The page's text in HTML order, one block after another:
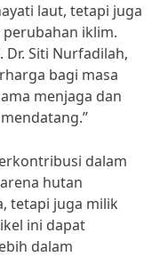
laut, tetapi juga
iklim.
Siti Nurfadilah,
bagi masa
menjaga dan
dalam
hutan
tetapi juga milik
ini dapat
dalam